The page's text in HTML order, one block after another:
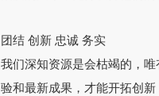
团结 创新 忠诚 务实
我们深知资源是会枯竭的，
验和最新成果，才能开拓创新